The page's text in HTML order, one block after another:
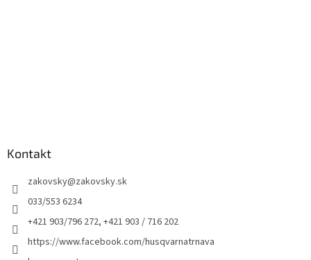
Kontakt
zakovsky@zakovsky.sk
033/553 6234
+421 903/796 272, +421 903 / 716 202
https://www.facebook.com/husqvarnatrnava